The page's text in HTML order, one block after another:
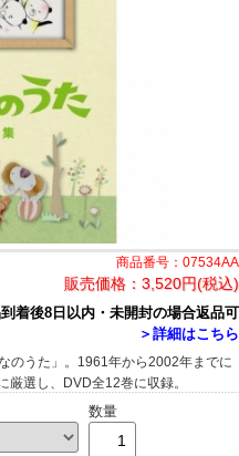
商品番号：07534AA
販売価格： 3,520円(税込)
着後8日以内・未開封の場合返品可
＞詳細はこちら
のうた」。1961年から2002年までに
選し、DVD全12巻に収録。
数量